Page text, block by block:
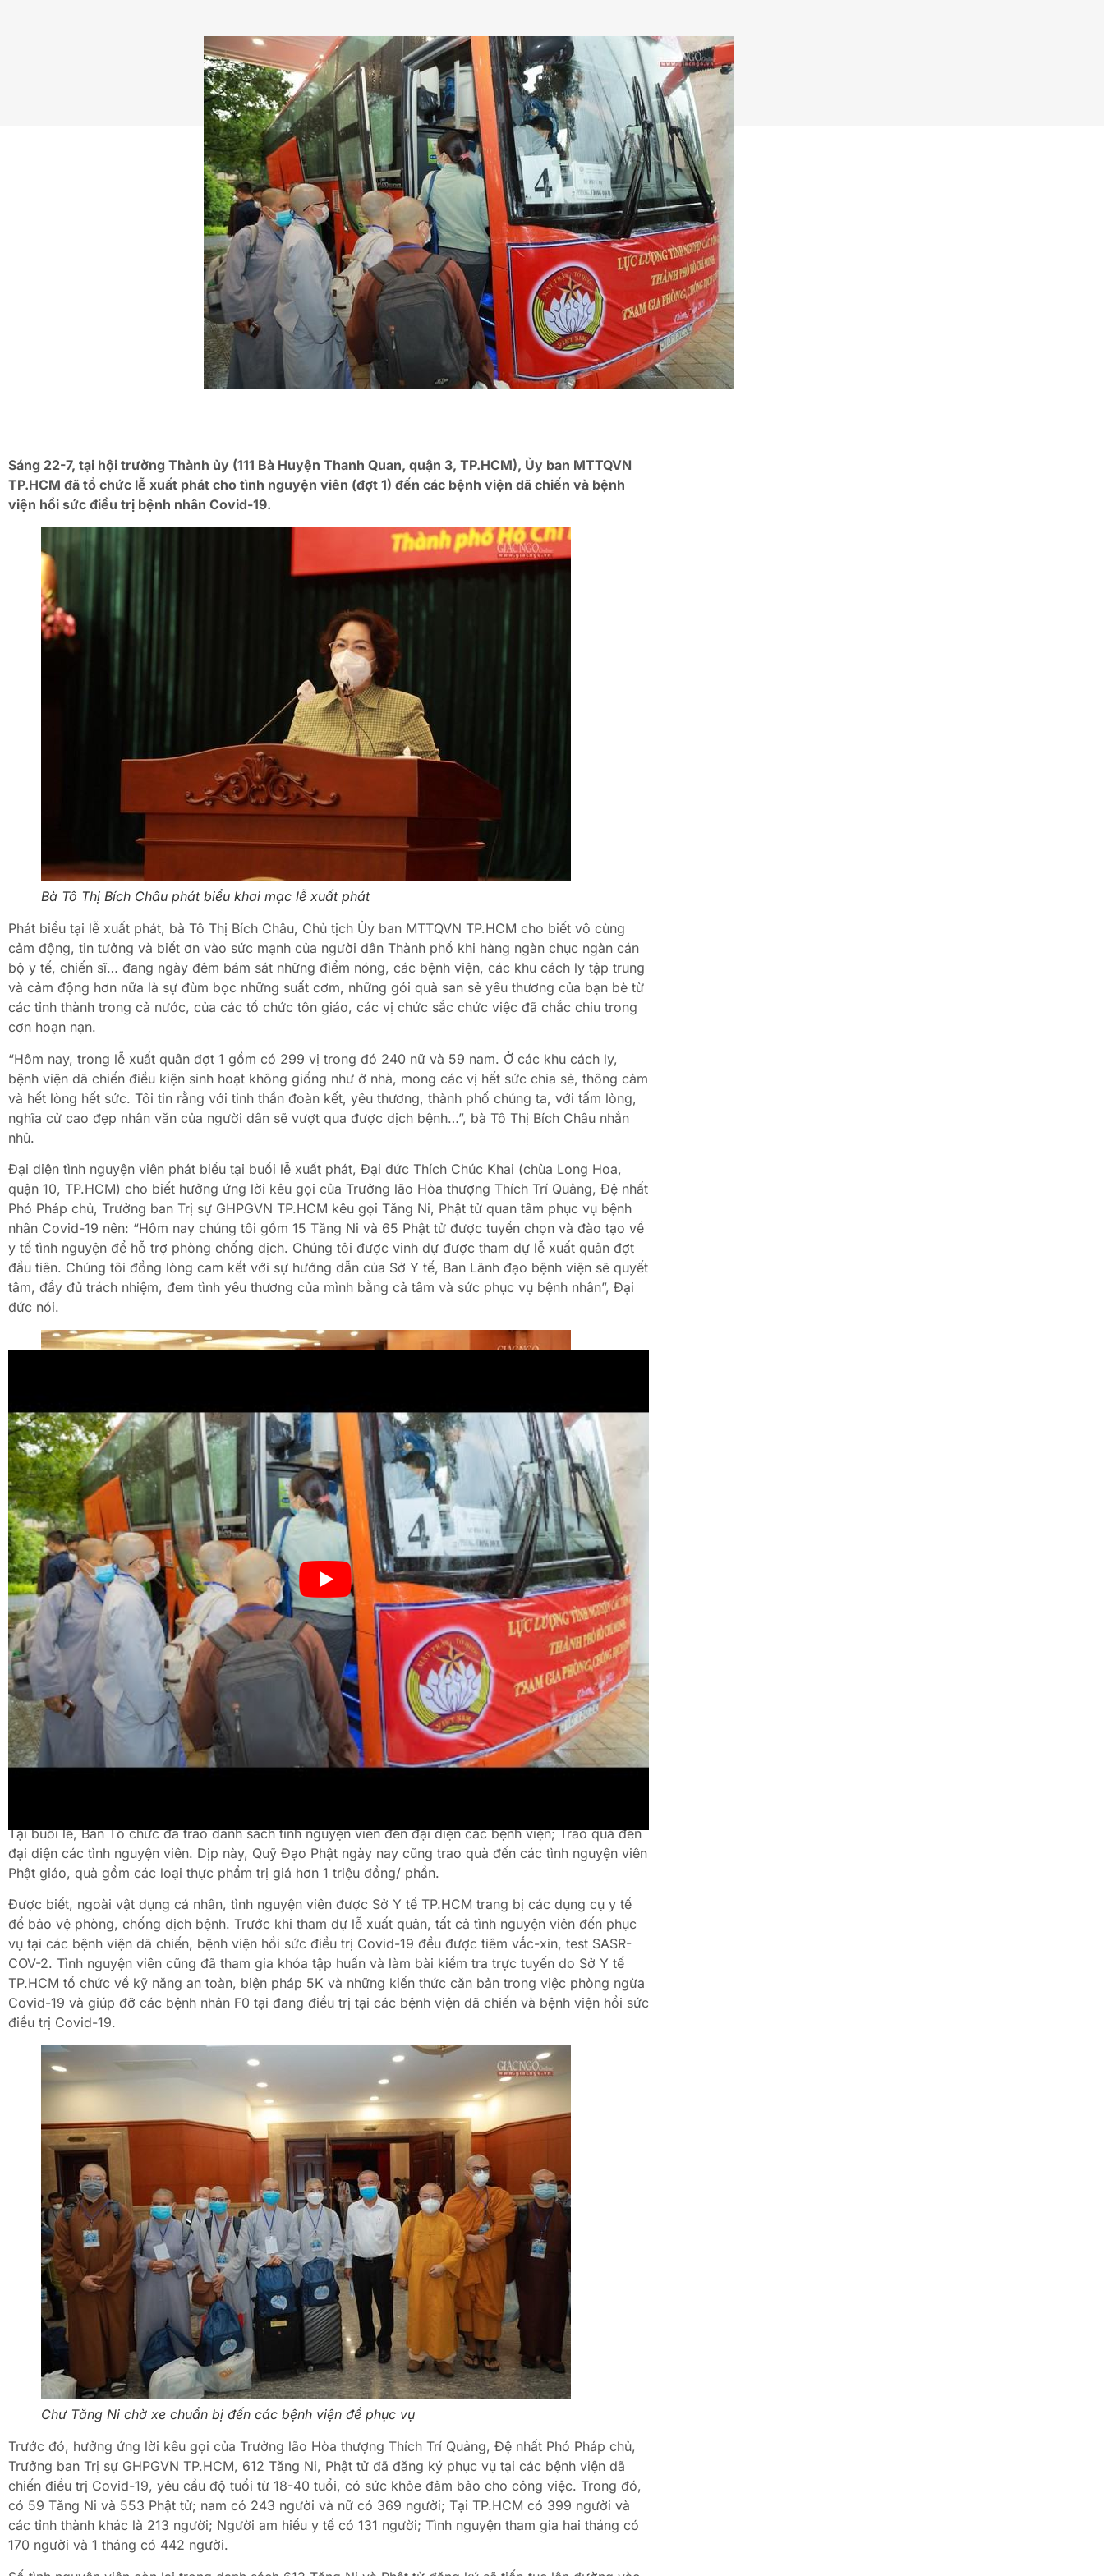
Sáng 22-7, tại hội trường Thành ủy (111 Bà Huyện Thanh Quan, quận 3, TP.HCM), Ủy ban MTTQVN
TP.HCM đã tổ chức lễ xuất phát cho tình nguyện viên (đợt 1) đến các bệnh viện dã chiến và bệnh
viện hồi sức điều trị bệnh nhân Covid-19.
Bà Tô Thị Bích Châu phát biểu khai mạc lễ xuất phát
Phát biểu tại lễ xuất phát, bà Tô Thị Bích Châu, Chủ tịch Ủy ban MTTQVN TP.HCM cho biết vô cùng
cảm động, tin tưởng và biết ơn vào sức mạnh của người dân Thành phố khi hàng ngàn chục ngàn cán
bộ y tế, chiến sĩ… đang ngày đêm bám sát những điểm nóng, các bệnh viện, các khu cách ly tập trung
và cảm động hơn nữa là sự đùm bọc những suất cơm, những gói quà san sẻ yêu thương của bạn bè từ
các tỉnh thành trong cả nước, của các tổ chức tôn giáo, các vị chức sắc chức việc đã chắc chiu trong
cơn hoạn nạn.
“Hôm nay, trong lễ xuất quân đợt 1 gồm có 299 vị trong đó 240 nữ và 59 nam. Ở các khu cách ly,
bệnh viện dã chiến điều kiện sinh hoạt không giống như ở nhà, mong các vị hết sức chia sẻ, thông cảm
và hết lòng hết sức. Tôi tin rằng với tinh thần đoàn kết, yêu thương, thành phố chúng ta, với tấm lòng,
nghĩa cử cao đẹp nhân văn của người dân sẽ vượt qua được dịch bệnh…”, bà Tô Thị Bích Châu nhắn
nhủ.
Đại diện tình nguyện viên phát biểu tại buổi lễ xuất phát, Đại đức Thích Chúc Khai (chùa Long Hoa,
quận 10, TP.HCM) cho biết hưởng ứng lời kêu gọi của Trưởng lão Hòa thượng Thích Trí Quảng, Đệ nhất
Phó Pháp chủ, Trưởng ban Trị sự GHPGVN TP.HCM kêu gọi Tăng Ni, Phật tử quan tâm phục vụ bệnh
nhân Covid-19 nên: “Hôm nay chúng tôi gồm 15 Tăng Ni và 65 Phật tử được tuyển chọn và đào tạo về
y tế tình nguyện để hỗ trợ phòng chống dịch. Chúng tôi được vinh dự được tham dự lễ xuất quân đợt
đầu tiên. Chúng tôi đồng lòng cam kết với sự hướng dẫn của Sở Y tế, Ban Lãnh đạo bệnh viện sẽ quyết
tâm, đầy đủ trách nhiệm, đem tình yêu thương của mình bằng cả tâm và sức phục vụ bệnh nhân”, Đại
đức nói.
Thượng tọa Thích Nhật Từ, đại diện điều phối tình nguyện viên
Tình nguyện viên đợt 1 xuất phát sáng nay gồm 299 người gồm các tôn giáo: Phật giáo, Công giáo và
Tin lành. Trong đó, Phật giáo có 80 Tăng Ni, Phật tử (có 15 Tăng Ni gồm 3 Tăng, 12 Ni) và 65 Phật tử.
Tại buổi lễ, Ban Tổ chức đã trao danh sách tình nguyện viên đến đại diện các bệnh viện; Trao quà đến
đại diện các tình nguyện viên. Dịp này, Quỹ Đạo Phật ngày nay cũng trao quà đến các tình nguyện viên
Phật giáo, quà gồm các loại thực phẩm trị giá hơn 1 triệu đồng/ phần.
Được biết, ngoài vật dụng cá nhân, tình nguyện viên được Sở Y tế TP.HCM trang bị các dụng cụ y tế
để bảo vệ phòng, chống dịch bệnh. Trước khi tham dự lễ xuất quân, tất cả tình nguyện viên đến phục
vụ tại các bệnh viện dã chiến, bệnh viện hồi sức điều trị Covid-19 đều được tiêm vắc-xin, test SASR-
COV-2. Tình nguyện viên cũng đã tham gia khóa tập huấn và làm bài kiểm tra trực tuyến do Sở Y tế
TP.HCM tổ chức về kỹ năng an toàn, biện pháp 5K và những kiến thức căn bản trong việc phòng ngừa
Covid-19 và giúp đỡ các bệnh nhân F0 tại đang điều trị tại các bệnh viện dã chiến và bệnh viện hồi sức
điều trị Covid-19.
Chư Tăng Ni chờ xe chuẩn bị đến các bệnh viện để phục vụ
Trước đó, hưởng ứng lời kêu gọi của Trưởng lão Hòa thượng Thích Trí Quảng, Đệ nhất Phó Pháp chủ,
Trưởng ban Trị sự GHPGVN TP.HCM, 612 Tăng Ni, Phật tử đã đăng ký phục vụ tại các bệnh viện dã
chiến điều trị Covid-19, yêu cầu độ tuổi từ 18-40 tuổi, có sức khỏe đảm bảo cho công việc. Trong đó,
có 59 Tăng Ni và 553 Phật tử; nam có 243 người và nữ có 369 người; Tại TP.HCM có 399 người và
các tỉnh thành khác là 213 người; Người am hiểu y tế có 131 người; Tình nguyện tham gia hai tháng có
170 người và 1 tháng có 442 người.